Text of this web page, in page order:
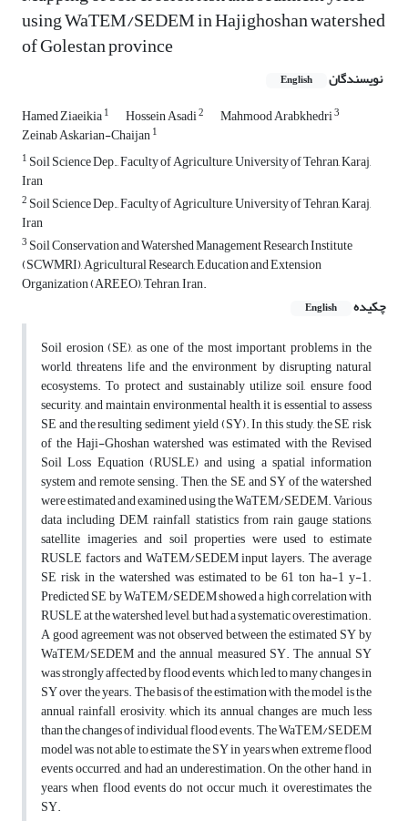
using WaTEM/SEDEM in Hajighoshan watershed
of Golestan province
نویسندگان English
Hamed Ziaeikia1 Hossein Asadi2 Mahmood Arabkhedri3
Zeinab Askarian-Chaijan1
1 Soil Science Dep., Faculty of Agriculture, University of Tehran, Karaj,
Iran
2 Soil Science Dep., Faculty of Agriculture, University of Tehran, Karaj,
Iran
3 Soil Conservation and Watershed Management Research Institute
(SCWMRI), Agricultural Research, Education and Extension
Organization (AREEO), Tehran, Iran.
چکیده
English
Soil erosion (SE), as one of the most important problems in the
world, threatens life and the environment by disrupting natural
ecosystems. To protect and sustainably utilize soil, ensure food
security, and maintain environmental health, it is essential to assess
SE and the resulting sediment yield (SY). In this study, the SE risk
of the Haji-Ghoshan watershed was estimated with the Revised
Soil Loss Equation (RUSLE) and using a spatial information
system and remote sensing. Then, the SE and SY of the watershed
were estimated and examined using the WaTEM/SEDEM. Various
data including DEM, rainfall statistics from rain gauge stations,
satellite imageries, and soil properties were used to estimate
RUSLE factors and WaTEM/SEDEM input layers. The average
SE risk in the watershed was estimated to be 61 ton ha-1 y-1.
Predicted SE by WaTEM/SEDEM showed a high correlation with
RUSLE at the watershed level, but had a systematic overestimation.
A good agreement was not observed between the estimated SY by
WaTEM/SEDEM and the annual measured SY. The annual SY
was strongly affected by flood events, which led to many changes in
SY over the years. The basis of the estimation with the model is the
annual rainfall erosivity, which its annual changes are much less
than the changes of individual flood events. The WaTEM/SEDEM
model was not able to estimate the SY in years when extreme flood
events occurred, and had an underestimation. On the other hand, in
years when flood events do not occur much, it overestimates the
SY.